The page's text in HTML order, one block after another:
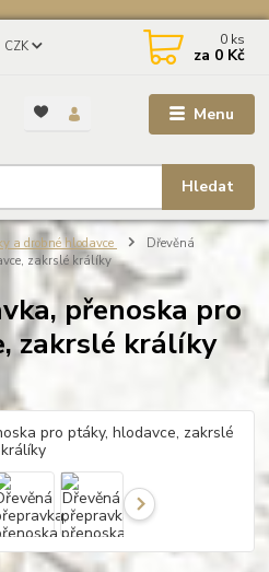
Menu
CZK
Hledat
0 ks
za 0 Kč
a drobné hlodavce
Dřevěná
zakrslé králíky
přenoska pro
zakrslé králíky